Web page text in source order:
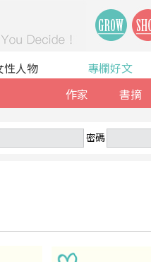
性人物
專欄好文
作家
書摘
密碼